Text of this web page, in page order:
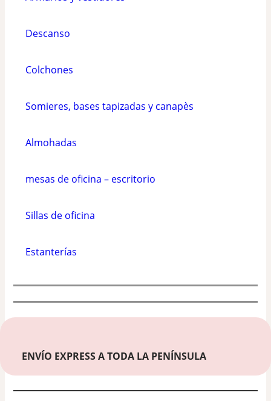
Descanso
Colchones
Somieres, bases tapizadas y canapès
Almohadas
mesas de oficina – escritorio
Sillas de oficina
Estanterías
ENVÍO EXPRESS A TODA LA PENÍNSULA